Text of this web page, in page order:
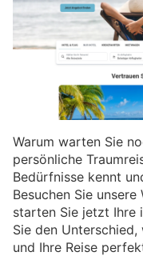
Warum warten Sie
persönliche
Bedürfnisse kennt
Besuchen Sie unsere
starten Sie jetzt Ihre
Sie den
und Ihre Reise